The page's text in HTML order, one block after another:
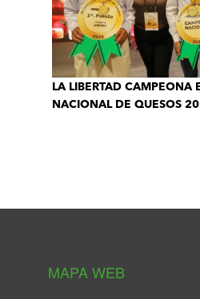
LA LIBERTAD CAMPEONA
NACIONAL DE QUESOS
MAPA WEB